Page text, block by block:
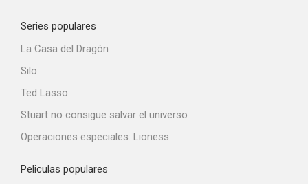
Series populares
La Casa del Dragón
Silo
Ted Lasso
Stuart no consigue salvar el universo
Operaciones especiales: Lioness
Peliculas populares